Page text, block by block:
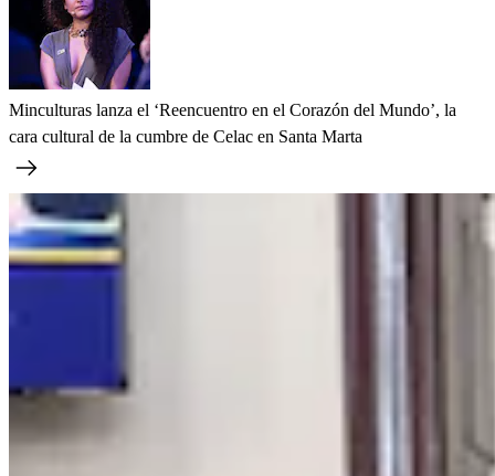
Minculturas lanza el ‘Reencuentro en el Corazón del Mundo’, la
cara cultural de la cumbre de Celac en Santa Marta